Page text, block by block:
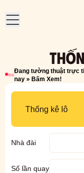
Đang tường thuật trực
nay » Bấm Xem!
Thống kê lô
Nhà đài
Số lần quay